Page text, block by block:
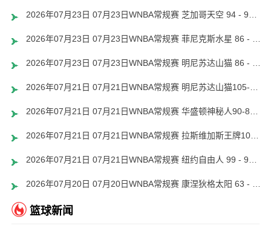
2026年07月21日 07月21日WNBA常规赛 拉斯维加斯王牌109-83多伦多节奏 全场集锦
篮球新闻